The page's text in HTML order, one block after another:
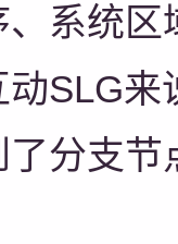
系统
SLG
分支